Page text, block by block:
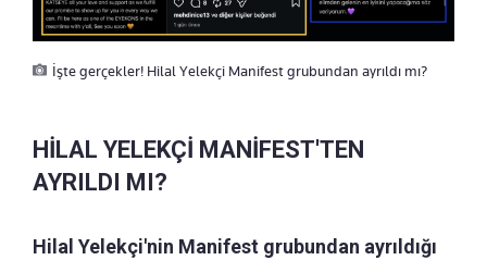
İşte gerçekler! Hilal Yelekçi Manifest grubundan ayrıldı mı?
HİLAL YELEKÇİ MANİFEST'TEN
AYRILDI MI?
Hilal Yelekçi'nin Manifest grubundan ayrıldığı